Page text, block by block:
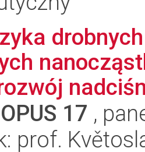
OPUS 17 ,
prof.